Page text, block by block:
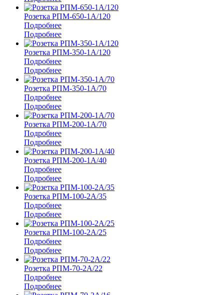
Розетка РПМ-650-1А/120
Подробнее
Подробнее
Розетка РПМ-350-1А/120
Подробнее
Подробнее
Розетка РПМ-350-1А/70
Подробнее
Подробнее
Розетка РПМ-200-1А/70
Подробнее
Подробнее
Розетка РПМ-200-1А/40
Подробнее
Подробнее
Розетка РПМ-100-2А/35
Подробнее
Подробнее
Розетка РПМ-100-2А/25
Подробнее
Подробнее
Розетка РПМ-70-2А/22
Подробнее
Подробнее